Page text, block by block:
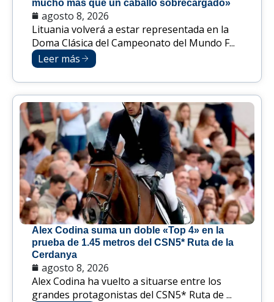
mucho más que un caballo sobrecargado»
agosto 8, 2026
Lituania volverá a estar representada en la
Doma Clásica del Campeonato del Mundo F...
Leer más
Alex Codina suma un doble «Top 4» en la
prueba de 1.45 metros del CSN5* Ruta de la
Cerdanya
agosto 8, 2026
Alex Codina ha vuelto a situarse entre los
grandes protagonistas del CSN5* Ruta de ...